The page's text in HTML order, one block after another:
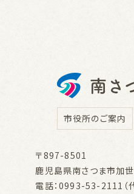
市役所のご案内
〒897-8501
鹿児島県南さつま市加
電話：0993-53-2111（代